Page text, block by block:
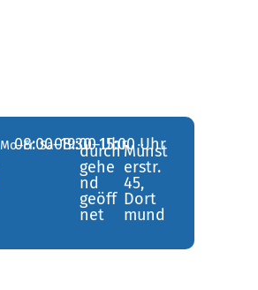
Mo–Fr
08:00–19:00 Uhr
Sa08:30–15:00 Uhr
durch
gehe
nd
geöff
net
Münst
erstr.
45,
Dort
mund